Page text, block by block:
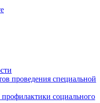
проведения специальной
социального